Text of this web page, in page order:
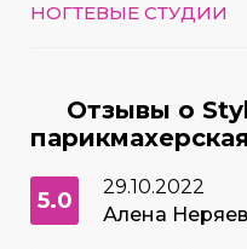
НОГТЕВЫЕ СТУДИИ
Отзывы о
парикмахерская
5.0
29.10.2022
Алена